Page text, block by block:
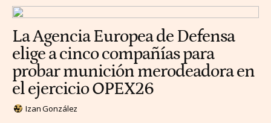
La Agencia Europea de Defensa
elige a cinco compañías para
probar munición merodeadora en
el ejercicio OPEX26
Izan González